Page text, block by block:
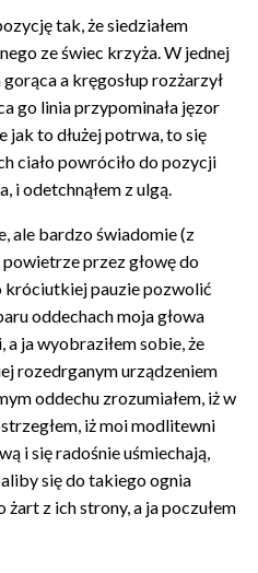
tak, że siedziałem
ze świec krzyża. W jednej
a kręgosłup rozżarzył
go linia przypominała jęzor
jak to dłużej potrwa, to się
ciało powróciło do pozycji
i odetchnąłem z ulgą.
ale bardzo świadomie (z
przez głowę do
króciutkiej pauzie pozwolić
oddechach moja głowa
ja wyobraziłem sobie, że
rozedrganym urządzeniem
oddechu zrozumiałem, iż w
iż moi modlitewni
i się radośnie uśmiechają,
się do takiego ognia
z ich strony, a ja poczułem